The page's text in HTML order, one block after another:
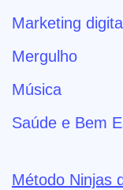
Marketing digital
Mergulho
Música
Saúde e Bem
Método Ninjas